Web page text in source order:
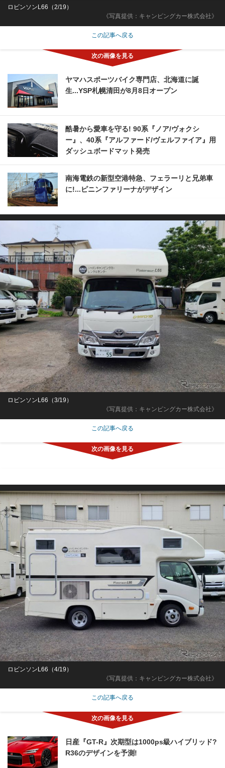
《写真提供：キャンピングカー株式会社》
ロビンソンL66（2/19）
この記事へ戻る
ヤマハスポーツバイク専門店、北海道に誕
生...YSP札幌清田が8月8日オープン
酷暑から愛車を守る! 90系『ノア/ヴォクシ
ー』、40系『アルファード/ヴェルファイア』用
ダッシュボードマット発売
南海電鉄の新型空港特急、フェラーリと兄弟車
に!...ピニンファリーナがデザイン
《写真提供：キャンピングカー株式会社》
ロビンソンL66（3/19）
この記事へ戻る
《写真提供：キャンピングカー株式会社》
ロビンソンL66（4/19）
この記事へ戻る
日産『GT-R』次期型は1000ps級ハイブリッド?
R36のデザインを予測!